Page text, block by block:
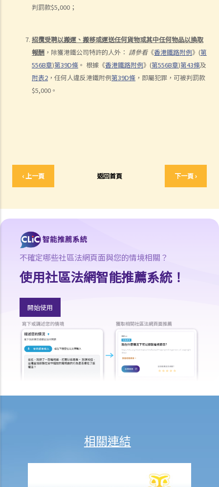
判罰款$5,000 ；
招攬受聘以搬運、搬移或運送任何貨物或其中任何物品以換取
報酬 ，除獲港鐵公司特許的人外： 請參看《香港鐵路附例》 (第
556B章)第39D條 。 根據《香港鐵路附例》 (第556B章)第43條及
附表2 ，任何人違反港鐵附例第39D條 ，即屬犯罪，可被判罰款
$5,000 。
‹ 上一頁 返回首頁 下一頁 ›
隨機抽樣呼氣測試。D女士知道她不能拒絕做測試，但她故意在吹氣孔
旁邊吹氣，而不是吹進氣孔內。D女士這個做法可行嗎？
b. 進行藥物測試的責任
c. 提供樣本以作分析的責任
於是尋求A女士的同意，提取血液樣本。她再次拒絕，並說：「我不信
任你們的醫生和設備。我怎麼知道你的針筒有沒有被愛滋病污染？我可
a. 罰款及監禁
b. 取消駕駛執照
其他罪行
1. 與駕駛執照有關
a. 一般
Q1. 持有學習者駕駛執照的人士可以用他/她的電單車提供送外賣的服務
b. 允許並無持有駕駛執照的人駕駛汽車
Q1. 一名已被吊銷駕駛執照的駕駛者開車衝過警察路障。該名駕駛者可
不確定哪些社區法網頁面與您的情境相關？
使用社區法網智能推薦系統！
開始使用
相關連結